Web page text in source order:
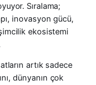
Sıralama;
inovasyon gücü,
ekosistemi
artık sadece
dünyanın çok